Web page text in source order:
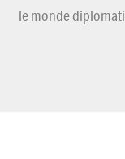
le monde